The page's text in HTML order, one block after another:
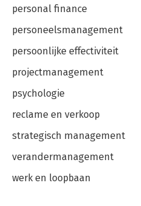
personal finance
personeelsmanagement
persoonlijke effectiviteit
projectmanagement
psychologie
reclame en verkoop
strategisch management
verandermanagement
werk en loopbaan